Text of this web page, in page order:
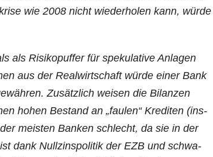
wie 2008 nicht wie­der­ho­len kann, wür­de
als Risi­ko­puf­fer für spe­ku­la­ti­ve Anla­gen
aus der Real­wirt­schaft wür­de einer Bank
Zusätz­lich wei­sen die Bilan­zen
hohen Bestand an „fau­len“ Kre­di­ten (ins­
meis­ten Ban­ken schlecht, da sie in der
dank Null­zins­po­li­tik der EZB und schwa­